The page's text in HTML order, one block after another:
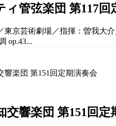
ィ管弦楽団 第117回
東京芸術劇場／指揮：曽我大
op.43...
交響楽団 第151回定